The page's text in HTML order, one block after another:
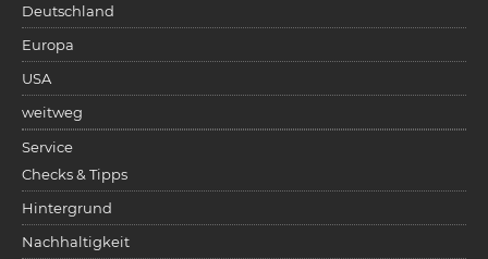
Deutschland
Europa
USA
weitweg
Service
Checks & Tipps
Hintergrund
Nachhaltigkeit